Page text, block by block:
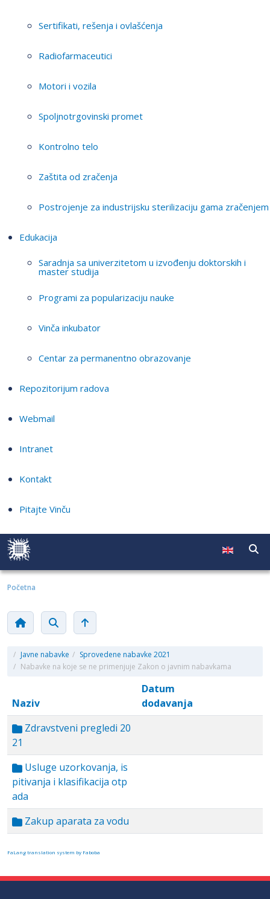
Sertifikati, rešenja i ovlašćenja
Radiofarmaceutici
Motori i vozila
Spoljnotrgovinski promet
Kontrolno telo
Zaštita od zračenja
Postrojenje za industrijsku sterilizaciju gama zračenjem
Edukacija
Saradnja sa univerzitetom u izvođenju doktorskih i
master studija
Programi za popularizaciju nauke
Vinča inkubator
Centar za permanentno obrazovanje
Repozitorijum radova
Webmail
Intranet
Kontakt
Pitajte Vinču
Početna
/ Javne nabavke / Sprovedene nabavke 2021
/ Nabavke na koje se ne primenjuje Zakon o javnim nabavkama
Naziv
Datum
dodavanja
Zdravstveni pregledi 20
21
Usluge uzorkovanja, is
pitivanja i klasifikacija otp
ada
Zakup aparata za vodu
FaLang translation system by Faboba